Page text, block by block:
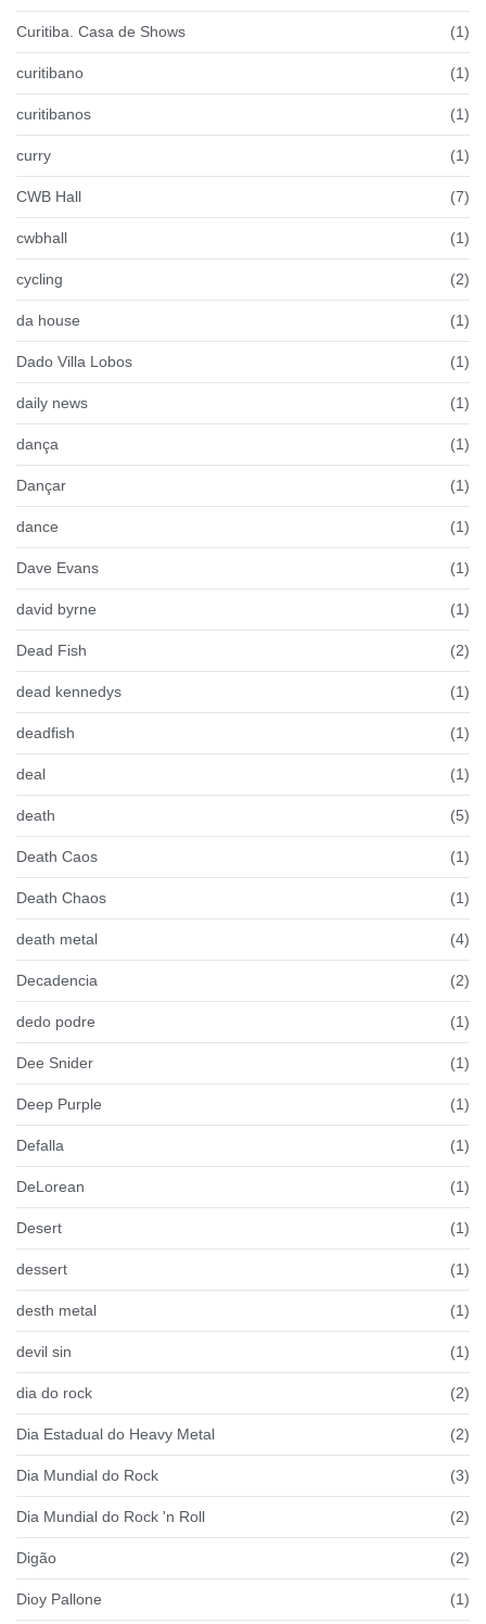
Curitiba. Casa de Shows (1)
curitibano (1)
curitibanos (1)
curry (1)
CWB Hall (7)
cwbhall (1)
cycling (2)
da house (1)
Dado Villa Lobos (1)
daily news (1)
dança (1)
Dançar (1)
dance (1)
Dave Evans (1)
david byrne (1)
Dead Fish (2)
dead kennedys (1)
deadfish (1)
deal (1)
death (5)
Death Caos (1)
Death Chaos (1)
death metal (4)
Decadencia (2)
dedo podre (1)
Dee Snider (1)
Deep Purple (1)
Defalla (1)
DeLorean (1)
Desert (1)
dessert (1)
desth metal (1)
devil sin (1)
dia do rock (2)
Dia Estadual do Heavy Metal (2)
Dia Mundial do Rock (3)
Dia Mundial do Rock 'n Roll (2)
Digão (2)
Dioy Pallone (1)